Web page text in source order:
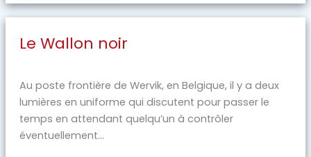
Le Wallon noir
Au poste frontière de Wervik, en Belgique, il y a deux
lumières en uniforme qui discutent pour passer le
temps en attendant quelqu’un à contrôler
éventuellement…